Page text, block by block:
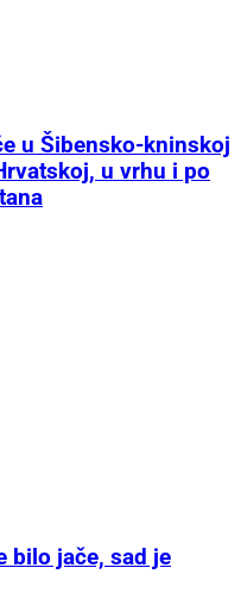
u Šibensko-kninskoj
u vrhu i po
bilo jače, sad je